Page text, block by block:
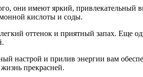
они имеют яркий, привлекательный
кислоты и соды.
оттенок и приятный запах. Еще
настрой и прилив энергии вам
прекрасней.